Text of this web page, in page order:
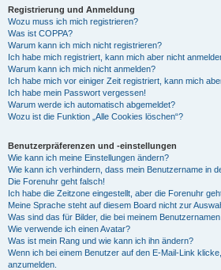
Registrierung und Anmeldung
Wozu muss ich mich registrieren?
Was ist COPPA?
Warum kann ich mich nicht registrieren?
Ich habe mich registriert, kann mich aber nicht
Warum kann ich mich nicht anmelden?
Ich habe mich vor einiger Zeit registriert, kann mich
Ich habe mein Passwort vergessen!
Warum werde ich automatisch abgemeldet?
Wozu ist die Funktion „Alle Cookies löschen“?
Benutzerpräferenzen und -einstellungen
Wie kann ich meine Einstellungen ändern?
Wie kann ich verhindern, dass mein Benutzername in
Die Forenuhr geht falsch!
Ich habe die Zeitzone eingestellt, aber die Forenuhr
Meine Sprache steht auf diesem Board nicht zur
Was sind das für Bilder, die bei meinem
Wie verwende ich einen Avatar?
Was ist mein Rang und wie kann ich ihn ändern?
Wenn ich bei einem Benutzer auf den E-Mail-Link
anzumelden.